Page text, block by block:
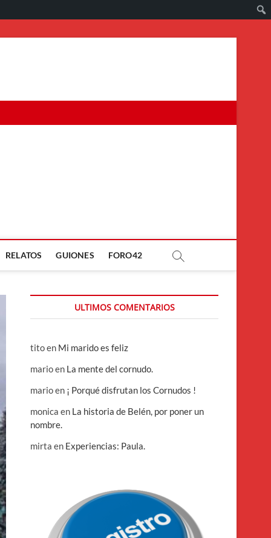
RELATOS GUIONES FORO42
ULTIMOS COMENTARIOS
titoen Mi marido es feliz
marioen La mente del cornudo.
marioen ¡ Porqué disfrutan los Cornudos !
monica en La historia de Belén, por poner un
nombre.
mirta en Experiencias: Paula.